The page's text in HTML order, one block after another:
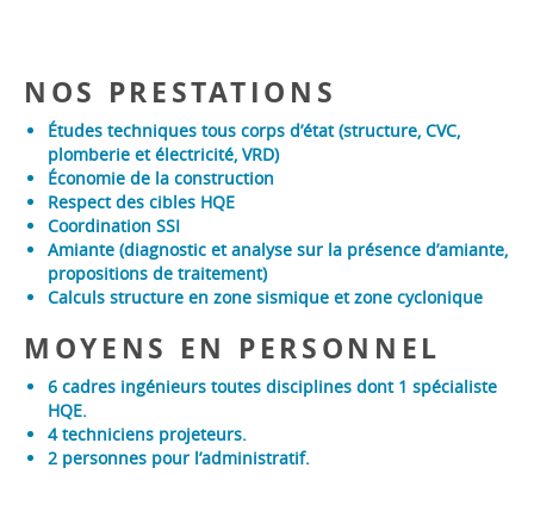
NOS PRESTATIONS
Études techniques tous corps d’état (structure, CVC,
plomberie et électricité, VRD)
Économie de la construction
Respect des cibles HQE
Coordination SSI
Amiante (diagnostic et analyse sur la présence d’amiante,
propositions de traitement)
Calculs structure en zone sismique et zone cyclonique
MOYENS EN PERSONNEL
6 cadres ingénieurs toutes disciplines dont 1 spécialiste
HQE.
4 techniciens projeteurs.
2 personnes pour l’administratif.